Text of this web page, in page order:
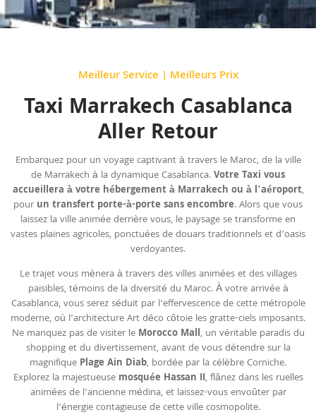
Meilleur Service | Meilleurs Prix
Taxi Marrakech Casablanca
Aller Retour
Embarquez pour un voyage captivant à travers le Maroc, de la ville
de Marrakech à la dynamique Casablanca.Votre Taxi vous
accueillera à votre hébergement à Marrakech ou à l’aéroport,
pour un transfert porte-à-porte sans encombre. Alors que vous
laissez la ville animée derrière vous, le paysage se transforme en
vastes plaines agricoles, ponctuées de douars traditionnels et d’oasis
verdoyantes.
Le trajet vous mènera à travers des villes animées et des villages
paisibles, témoins de la diversité du Maroc. À votre arrivée à
Casablanca, vous serez séduit par l’effervescence de cette métropole
moderne, où l’architecture Art déco côtoie les gratte-ciels imposants.
Ne manquez pas de visiter le Morocco Mall, un véritable paradis du
shopping et du divertissement, avant de vous détendre sur la
magnifique Plage Ain Diab, bordée par la célèbre Corniche.
Explorez la majestueuse mosquée Hassan II, flânez dans les ruelles
animées de l’ancienne médina, et laissez-vous envoûter par
l’énergie contagieuse de cette ville cosmopolite.